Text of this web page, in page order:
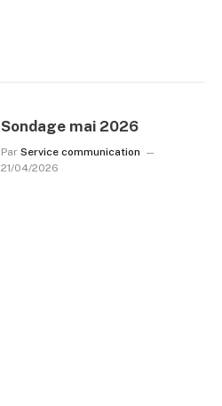
Sondage mai 2026
Par Service communication
21/04/2026